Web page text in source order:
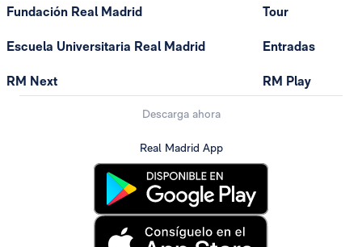
Fundación Real Madrid
Escuela Universitaria Real Madrid
RM Next
Tour
Entradas
RM Play
Descarga ahora
Real Madrid App